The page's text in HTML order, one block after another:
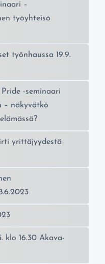
–
työyhteisö
työnhaussa 19.9.
-seminaari
– näkyvätkö
yrittäjyydestä
klo 16.30 Akava-